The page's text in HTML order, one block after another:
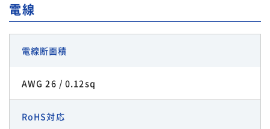
電線
電線断面積
AWG 26 / 0.12sq
RoHS対応